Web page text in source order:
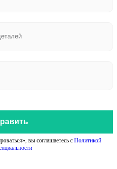
вы соглашаетесь с Политикой